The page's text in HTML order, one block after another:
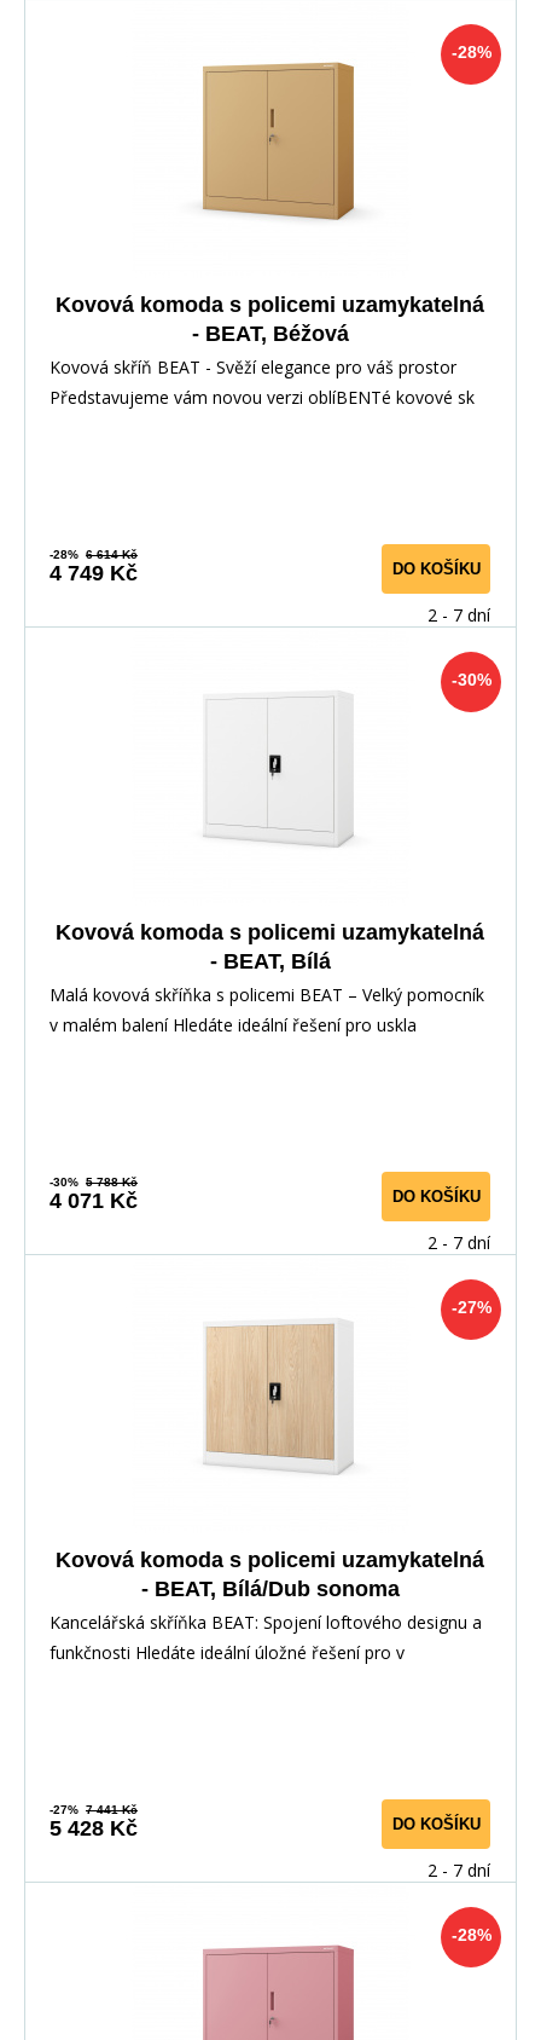
-28%
Kovová komoda s policemi uzamykatelná
- BEAT, Béžová
Kovová skříň BEAT - Svěží elegance pro váš prostor
Představujeme vám novou verzi oblíBENTé kovové sk
-28% 6 614 Kč
4 749 Kč DO KOŠÍKU
2 - 7 dní
-30%
Kovová komoda s policemi uzamykatelná
- BEAT, Bílá
Malá kovová skříňka s policemi BEAT – Velký pomocník
v malém balení Hledáte ideální řešení pro uskla
-30% 5 788 Kč
4 071 Kč DO KOŠÍKU
2 - 7 dní
-27%
Kovová komoda s policemi uzamykatelná
- BEAT, Bílá/Dub sonoma
Kancelářská skříňka BEAT: Spojení loftového designu a
funkčnosti Hledáte ideální úložné řešení pro v
-27% 7 441 Kč
5 428 Kč DO KOŠÍKU
2 - 7 dní
-28%